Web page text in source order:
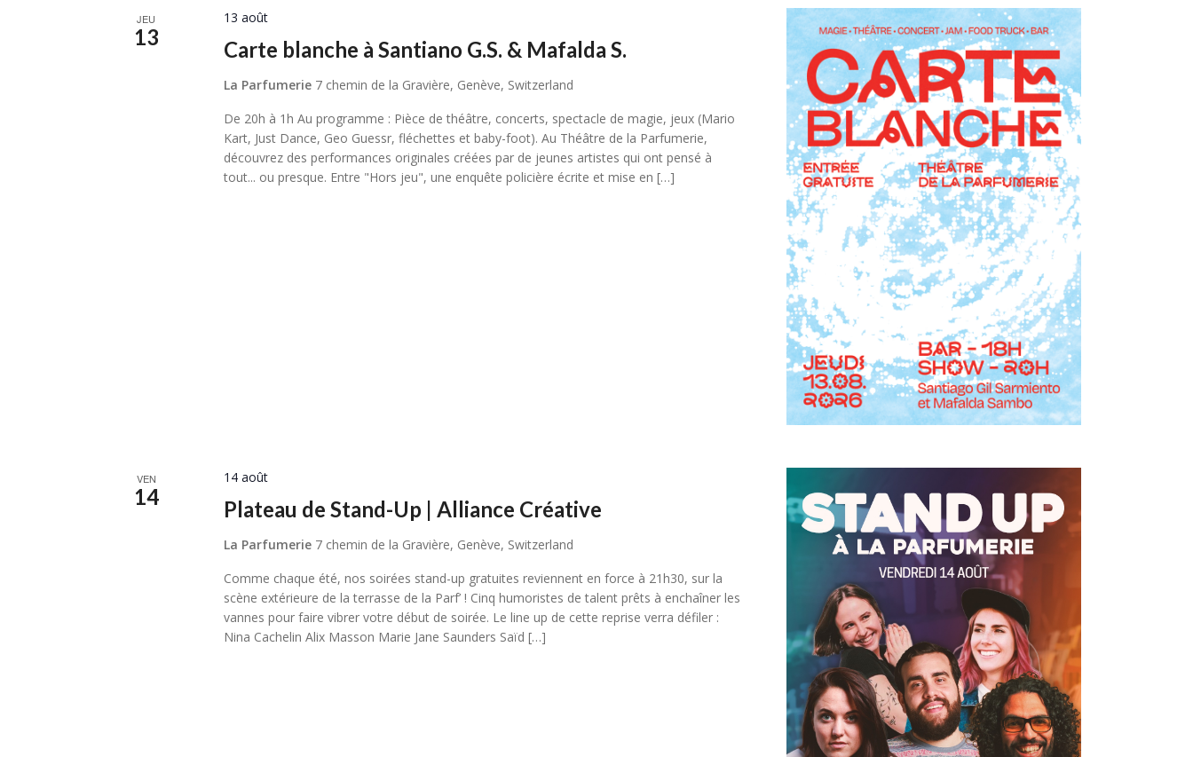
JEU
13 Carte blanche à Santiano G.S. & Mafalda S.
13 août
La Parfumerie 7 chemin de la Gravière, Genève, Switzerland
De 20h à 1h Au programme : Pièce de théâtre, concerts, spectacle de magie, jeux (Mario
Kart, Just Dance, Geo Guessr, fléchettes et baby-foot). Au Théâtre de la Parfumerie,
découvrez des performances originales créées par de jeunes artistes qui ont pensé à
tout... ou presque. Entre "Hors jeu", une enquête policière écrite et mise en […]
VEN
14 Plateau de Stand-Up | Alliance Créative
14 août
La Parfumerie 7 chemin de la Gravière, Genève, Switzerland
Comme chaque été, nos soirées stand-up gratuites reviennent en force à 21h30, sur la
scène extérieure de la terrasse de la Parf’ ! Cinq humoristes de talent prêts à enchaîner les
vannes pour faire vibrer votre début de soirée. Le line up de cette reprise verra défiler :
Nina Cachelin Alix Masson Marie Jane Saunders Saïd […]